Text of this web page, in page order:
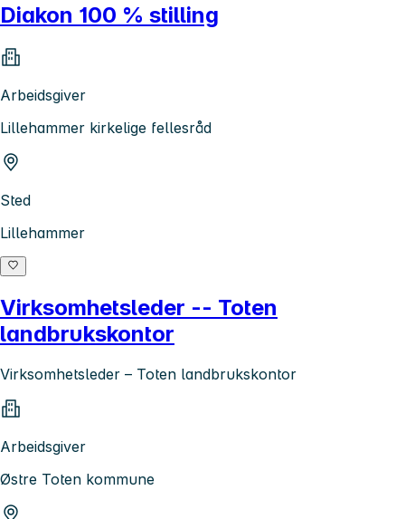
Diakon 100 % stilling
Arbeidsgiver
Lillehammer kirkelige fellesråd
Sted
Lillehammer
Virksomhetsleder -- Toten
landbrukskontor
Virksomhetsleder – Toten landbrukskontor
Arbeidsgiver
Østre Toten kommune